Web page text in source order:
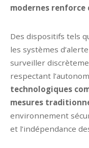
modernes
Des dispositifs tels
les systèmes
surveiller
respectant
technologiques
mesures
environnement
et l’indépendance